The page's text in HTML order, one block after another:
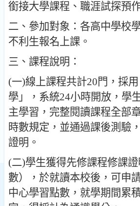
銜接大學課程 、 職涯試探預
二 、 參加對象 ： 各高中學校
不利生報名上課 。
三 、 課程說明 ：
(一)線上課程共計20門 ， 採用
學 」， 系統24小時開放 ， 學
主學習 ， 完整閱讀課程全部
時數規定 ， 並通過課後測驗 ，
證明 。
(二)學生獲得先修課程修課證
數）， 於就讀本校後 ， 可申
中心學習點數 ， 就學期間累